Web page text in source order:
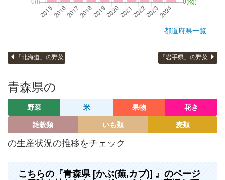
都道府県一覧
「北海道」の野菜 「岩手県」の野菜
青森県の
野菜 米 果物 花き
雑穀類 いも類 麦類
の生産状況の推移をチェック
こちらの『青森県 [かぶ(蕪,カブ)] 』のページ